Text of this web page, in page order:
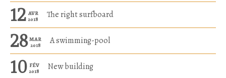
12 AVR
2018 The right surfboard
28 MAR
2018 A swimming-pool
10 FÉV
2018 New building